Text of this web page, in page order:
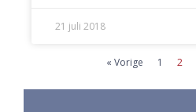
21 juli 2018
« Vorige 1 2